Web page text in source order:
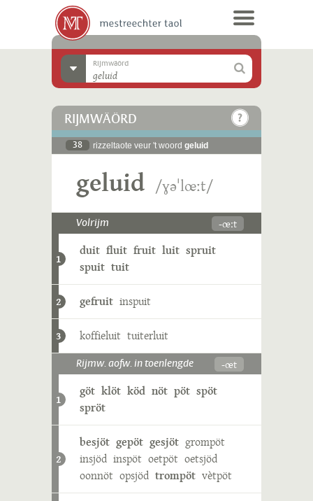
Rijmwäörd
RIJMWÄÖRD
38 rizzeltaote veur 't woord geluid
geluid /ɣəˈlœːt/
Volrijm -œːt
1
duit fluit fruit luit spruit
spuit tuit
2 gefruit inspuit
3 koffieluit tuiterluit
Rijmw. aofw. in toenlengde -œt
1
göt klöt köd nöt pöt spöt
spröt
2
besjöt gepöt gesjöt grompöt
insjöd inspöt oetpöt oetsjöd
oonnöt opsjöd trompöt vètpöt